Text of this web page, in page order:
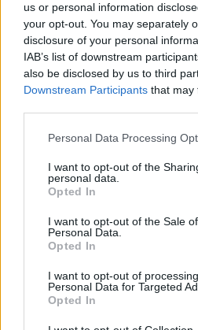
us or personal information
your opt-out. You may separately
disclosure of your personal
IAB’s list of downstream
also be disclosed by us to third
Downstream Participants that may
Personal Data Processing
I want to opt-out of the
personal data.
Opted In
I want to opt-out of the Sale
Personal Data.
Opted In
I want to opt-out of
Personal Data for Targeted
Opted In